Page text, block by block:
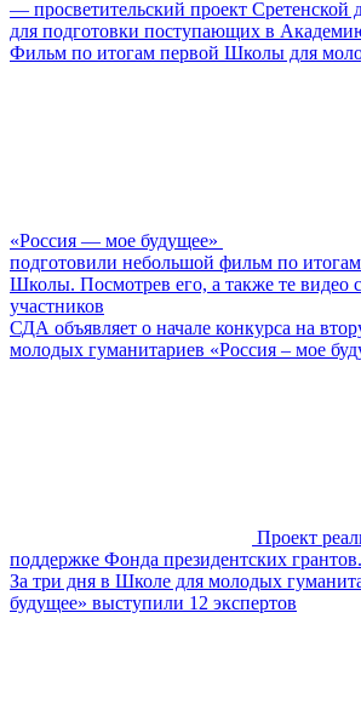
— просветительский проект Сретенской
для подготовки поступающих в
Фильм по итогам первой Школы для
«Россия — мое будущее»
подготовили небольшой фильм по
Школы. Посмотрев его, а также те видео
участников
СДА объявляет о начале конкурса на
молодых гуманитариев «Россия – мое
Проект
поддержке Фонда президентских грантов.
За три дня в Школе для молодых
будущее» выступили 12 экспертов